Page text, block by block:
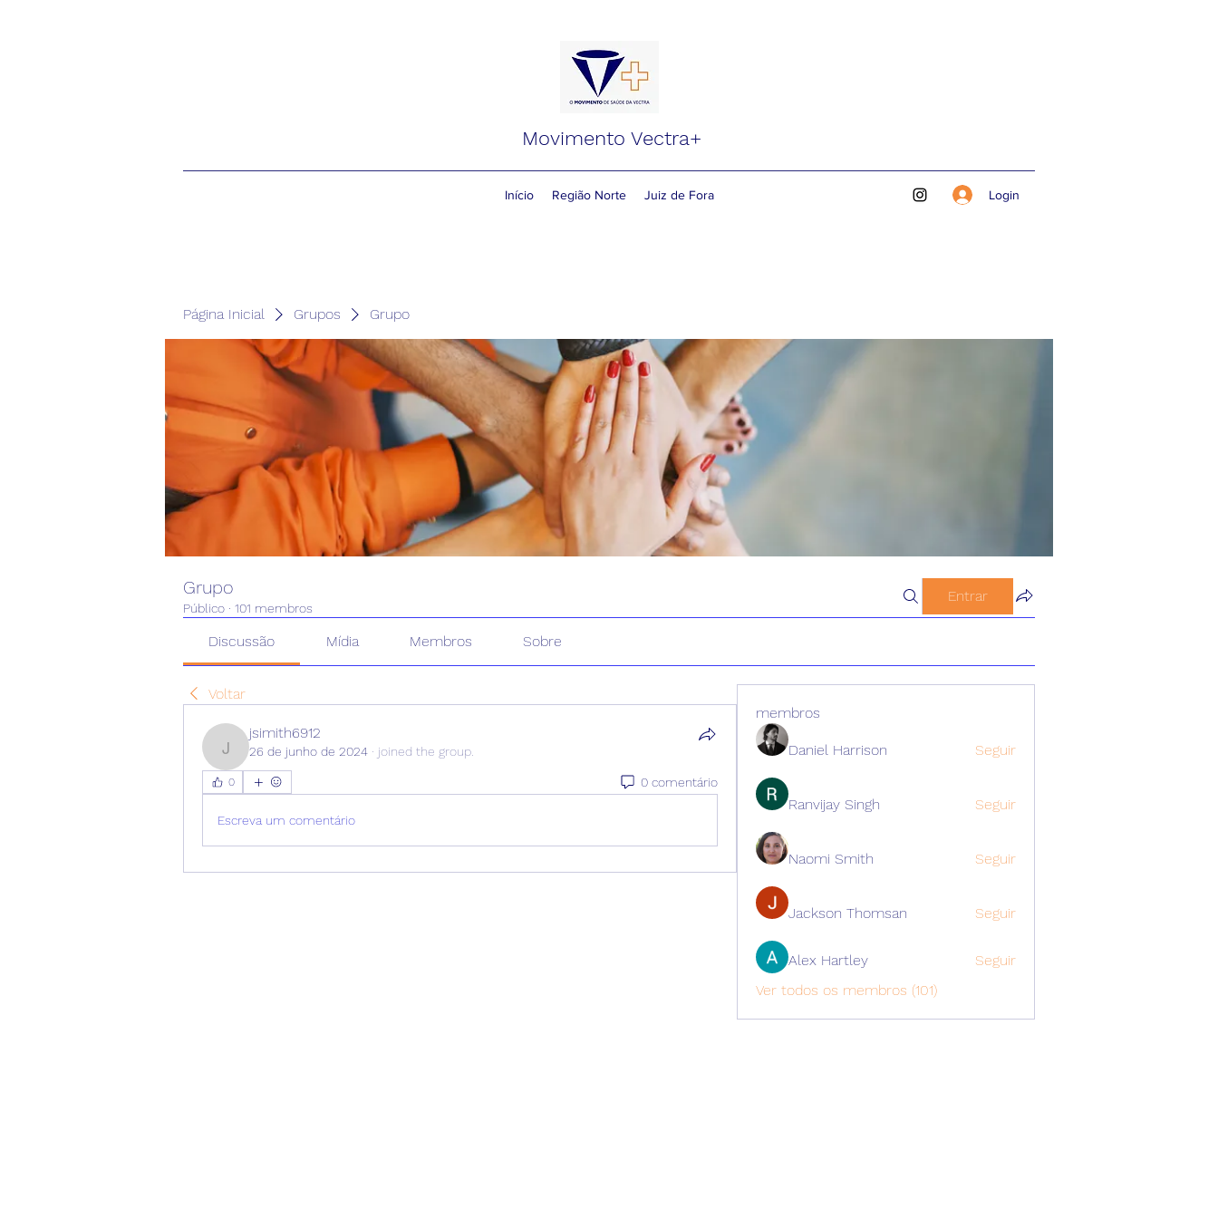
Movimento Vectra+
Início Região Norte Juiz de Fora Login
Página Inicial Grupos Grupo
Grupo
Público · 101 membros
Entrar
Discussão Mídia Membros Sobre
Voltar
jsimith6912
jsimith6912
26 de junho de 2024 · joined the group.
0 0 comentário
Escreva um comentário
membros
Daniel Harrison Seguir
Ranvijay Singh Seguir
Naomi Smith Seguir
Jackson Thomsan Seguir
Alex Hartley
Seguir
Ver todos os membros (101)